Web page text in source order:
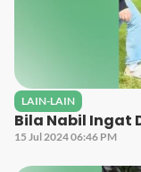
LAIN-LAIN
Bila Nabil Ingat
15 Jul 2024 06:46 PM